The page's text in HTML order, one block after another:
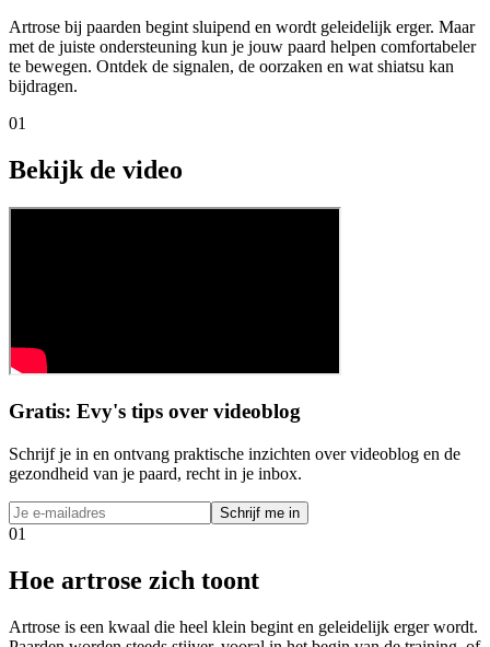
Artrose bij paarden begint sluipend en wordt geleidelijk erger. Maar
met de juiste ondersteuning kun je jouw paard helpen comfortabeler
te bewegen. Ontdek de signalen, de oorzaken en wat shiatsu kan
bijdragen.
01
Bekijk de video
Gratis: Evy's tips over videoblog
Schrijf je in en ontvang praktische inzichten over videoblog en de
gezondheid van je paard, recht in je inbox.
Schrijf me in
01
Hoe artrose zich toont
Artrose is een kwaal die heel klein begint en geleidelijk erger wordt.